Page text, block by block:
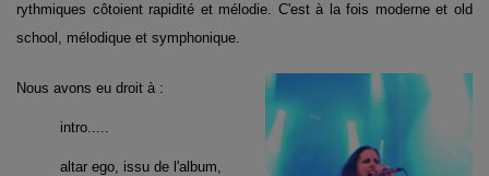
rythmiques côtoient rapidité et mélodie. C'est à la fois moderne et old
school, mélodique et symphonique.
Nous avons eu droit à :
intro.....
altar ego, issu de l'album,